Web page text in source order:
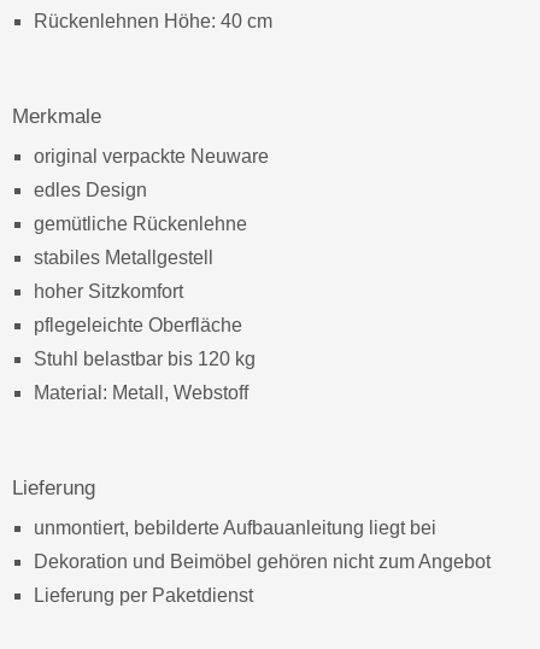
Rückenlehnen Höhe: 40 cm
Merkmale
original verpackte Neuware
edles Design
gemütliche Rückenlehne
stabiles Metallgestell
hoher Sitzkomfort
pflegeleichte Oberfläche
Stuhl belastbar bis 120 kg
Material: Metall, Webstoff
Lieferung
unmontiert, bebilderte Aufbauanleitung liegt bei
Dekoration und Beimöbel gehören nicht zum Angebot
Lieferung per Paketdienst